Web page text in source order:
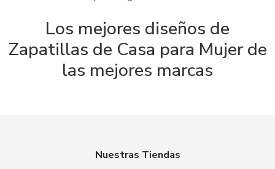
Los mejores diseños de
Zapatillas de Casa para Mujer de
las mejores marcas
Nuestras Tiendas